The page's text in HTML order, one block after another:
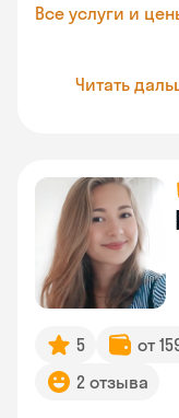
Все услуги и
Читать
5 от
2 отзыва